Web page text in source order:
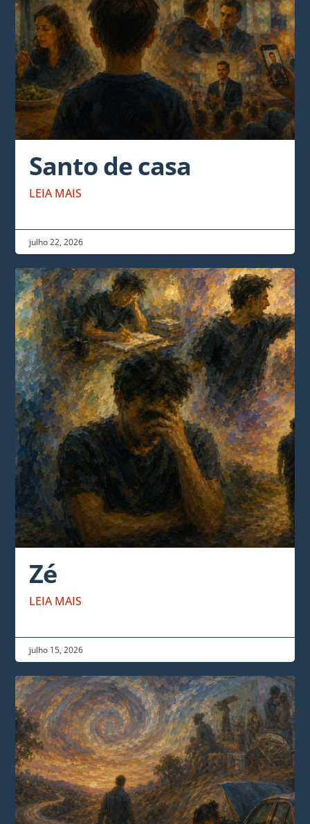
Santo de casa
LEIA MAIS
julho 22, 2026
Zé
LEIA MAIS
julho 15, 2026